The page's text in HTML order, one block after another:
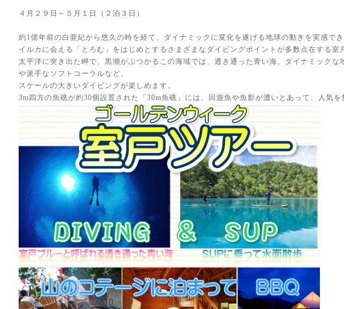
４月２９日～５月１日（２泊３日）
約1億年前の白亜紀から悠久の時を経て、ダイナミックに変化を遂げる地球の動きを実感でき
イルカに会える「とろむ」をはじめとするさまざまなダイビングポイントが多数点在する室
太平洋に突き出た岬で、黒潮がぶつかるこの海域では、透き通った青い海、ダイナミックな
や派手なソフトコーラルなど、
スケールの大きいダイビングが楽しめます。
3m四方の魚礁が約30個設置された「30m魚礁」には、回遊魚や魚影が濃いとあって、人気を